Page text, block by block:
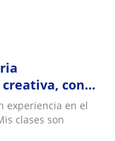
con
y
experiencia en el
clases son